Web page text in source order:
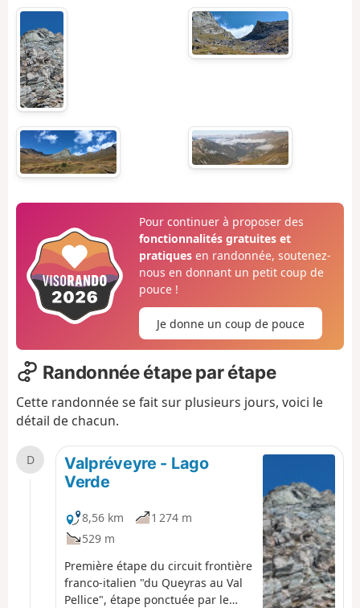
Pour continuer à proposer des
fonctionnalités gratuites et
pratiquesen randonnée, soutenez-
nous en donnant un petit coup de
pouce !
Je donne un coup de pouce
Randonnée étape par étape
Cette randonnée se fait sur plusieurs jours, voici le
détail de chacun.
D
Valpréveyre - Lago
Verde
8,56 km
1 274 m
529 m
Première étape du circuit frontière
franco-italien "du Queyras au Val
Pellice", étape ponctuée par le